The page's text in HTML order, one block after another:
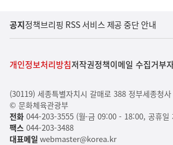
공지정책브리핑 RSS 서비스 제공 중단 안내
개인정보처리방침저작권정책이메일 수집거부
(30119) 세종특별자치시 갈매로 388 정부세종청
© 문화체육관광부
전화044-203-3555 (월-금 09:00 - 18:00, 공휴일
팩스044-203-3488
대표메일 webmaster@korea.kr